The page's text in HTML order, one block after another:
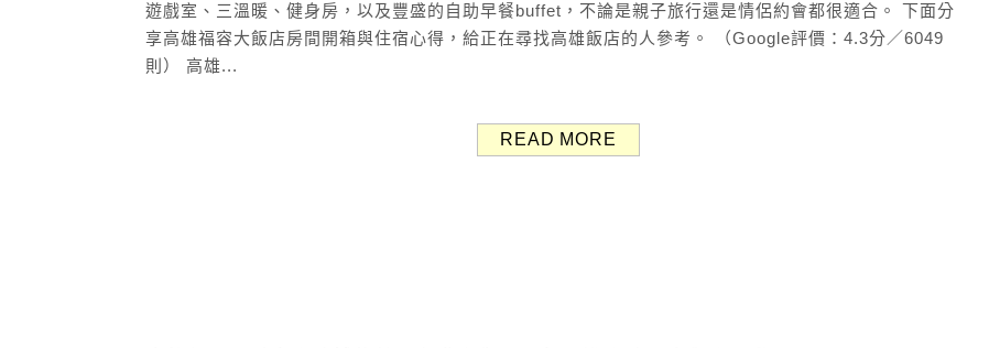
遊戲室、三溫暖、健身房，以及豐盛的自助早餐buffet，不論是親子旅行還是情侶約會都很適合。 下面分
享高雄福容大飯店房間開箱與住宿心得，給正在尋找高雄飯店的人參考。 （Google評價：4.3分／6049
則） 高雄...
READ MORE